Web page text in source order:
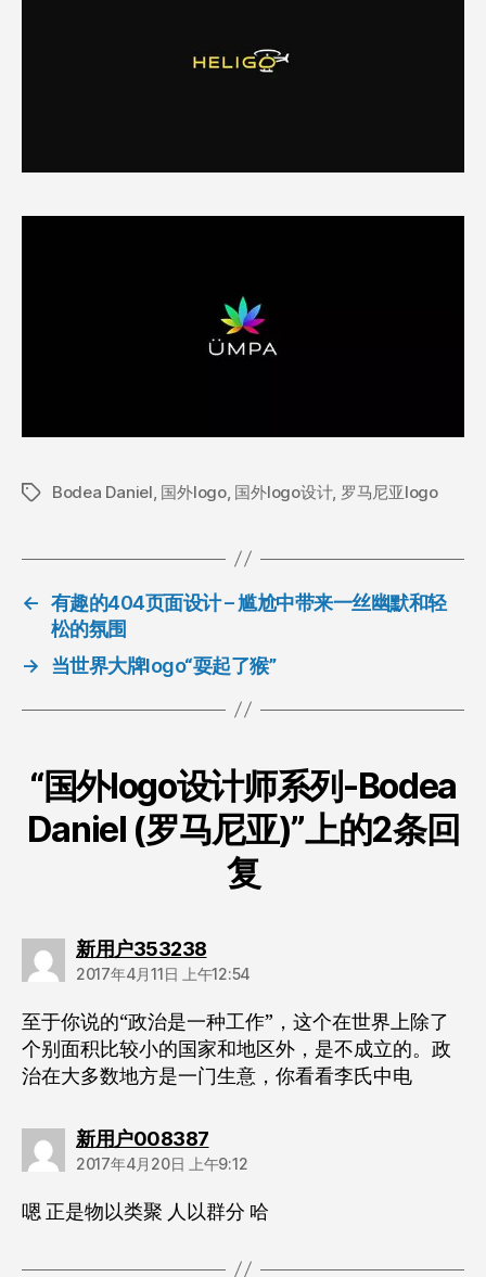
标
Bodea Daniel 国外logo, 国外logo设计, 罗马尼亚logo
← 有趣的404页面设计 – 尴尬中带来一丝幽默和轻
松的氛围
→
当世界大牌logo“耍起了猴”
“国外logo设计师系列-Bodea
Daniel (罗马尼亚)”上的2条回
复
新用户353238说：
2017年4月11日 上午12:54
至于你说的“政治是一种工作”，这个在世界上除了
个别面积比较小的国家和地区外，是不成立的。政
治在大多数地方是一门生意，你看看李氏中电
新用户008387说：
2017年4月20日 上午9:12
嗯 正是物以类聚 人以群分 哈